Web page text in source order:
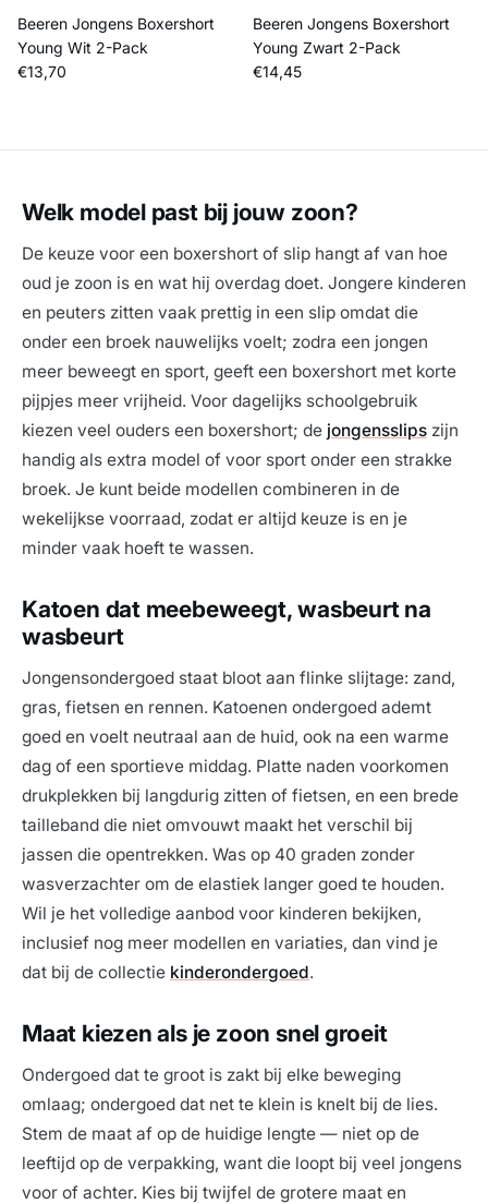
Beeren Jongens Boxershort
Young Wit 2-Pack
Reguliere prijs
€13,70
Beeren Jongens Boxershort
Young Zwart 2-Pack
Reguliere prijs
€14,45
Welk model past bij jouw zoon?
De keuze voor een boxershort of slip hangt af van hoe
oud je zoon is en wat hij overdag doet. Jongere kinderen
en peuters zitten vaak prettig in een slip omdat die
onder een broek nauwelijks voelt; zodra een jongen
meer beweegt en sport, geeft een boxershort met korte
pijpjes meer vrijheid. Voor dagelijks schoolgebruik
kiezen veel ouders een boxershort; de jongensslips zijn
handig als extra model of voor sport onder een strakke
broek. Je kunt beide modellen combineren in de
wekelijkse voorraad, zodat er altijd keuze is en je
minder vaak hoeft te wassen.
Katoen dat meebeweegt, wasbeurt na
wasbeurt
Jongensondergoed staat bloot aan flinke slijtage: zand,
gras, fietsen en rennen. Katoenen ondergoed ademt
goed en voelt neutraal aan de huid, ook na een warme
dag of een sportieve middag. Platte naden voorkomen
drukplekken bij langdurig zitten of fietsen, en een brede
tailleband die niet omvouwt maakt het verschil bij
jassen die opentrekken. Was op 40 graden zonder
wasverzachter om de elastiek langer goed te houden.
Wil je het volledige aanbod voor kinderen bekijken,
inclusief nog meer modellen en variaties, dan vind je
dat bij de collectie kinderondergoed.
Maat kiezen als je zoon snel groeit
Ondergoed dat te groot is zakt bij elke beweging
omlaag; ondergoed dat net te klein is knelt bij de lies.
Stem de maat af op de huidige lengte — niet op de
leeftijd op de verpakking, want die loopt bij veel jongens
voor of achter. Kies bij twijfel de grotere maat en